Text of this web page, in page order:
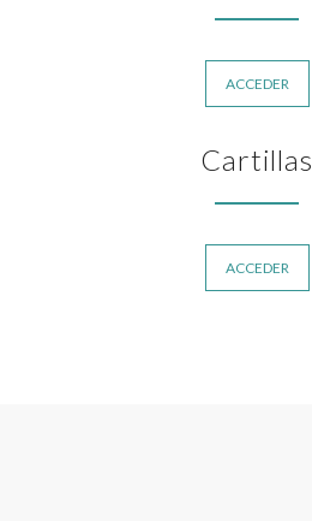
ACCEDER
Cartillas
ACCEDER